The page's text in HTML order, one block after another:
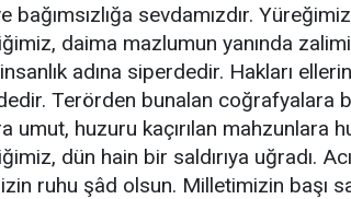
bağımsızlığa sevdamızdır.
daima mazlumun yanında
adına siperdedir. Hakları
Terörden bunalan coğrafyalara
umut, huzuru kaçırılan mahzunlara
dün hain bir saldırıya uğradı.
ruhu şâd olsun. Milletimizin başı